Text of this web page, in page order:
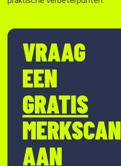
VRAAG
EEN
GRATIS
MERKSCAN
AAN